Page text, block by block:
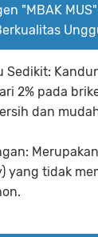
"MBAK
Sedikit:
2% pada
dan
yang tidak